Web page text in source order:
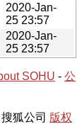
2020-Jan-
25 23:57
2020-Jan-
25 23:57
SOHU - 公
狐公司 版权